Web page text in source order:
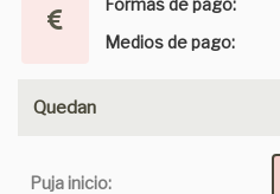
Formas de pago:
Medios de pago:
Quedan
Puja inicio: